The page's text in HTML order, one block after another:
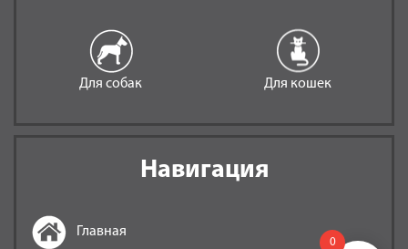
Для собак Для кошек
Навигация
Главная
0